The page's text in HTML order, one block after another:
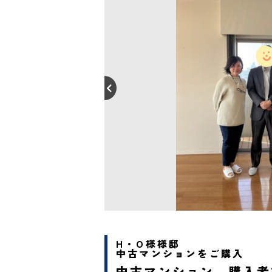
H・O様様邸
中古マンションをご購入